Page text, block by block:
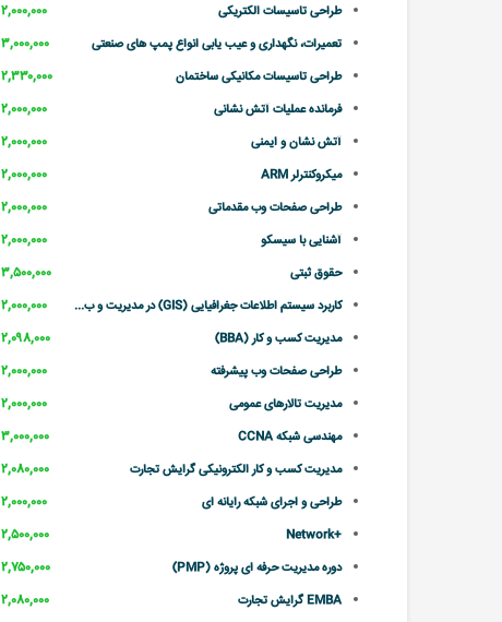
طراحی تاسیسات الکتریکی ۲,۰۰۰,۰۰۰ تومان
تعمیرات، نگهداری و عیب یابی انواع پمپ های صنعتی ۳,۰۰۰,۰۰۰ تومان
طراحی تاسیسات مکانیکی ساختمان ۲,۳۳۰,۰۰۰ تومان
فرمانده عملیات آتش نشانی ۲,۰۰۰,۰۰۰ تومان
آتش نشان و ایمنی ۲,۰۰۰,۰۰۰ تومان
میکروکنترلر ARM ۲,۰۰۰,۰۰۰ تومان
طراحی صفحات وب مقدماتی ۲,۰۰۰,۰۰۰ تومان
آشنایی با سیسکو ۲,۰۰۰,۰۰۰ تومان
حقوق ثبتی ۳,۵۰۰,۰۰۰ تومان
کاربرد سیستم اطلاعات جغرافیایی (GIS) در مدیریت و ب... ۲,۰۰۰,۰۰۰ تومان
مدیریت کسب و کار (BBA) ۲,۰۹۸,۰۰۰ تومان
طراحی صفحات وب پیشرفته ۲,۰۰۰,۰۰۰ تومان
مدیریت تالارهای عمومی ۲,۰۰۰,۰۰۰ تومان
مهندسی شبکه CCNA ۳,۰۰۰,۰۰۰ تومان
مدیریت کسب و کار الکترونیکی گرایش تجارت ۲,۰۸۰,۰۰۰ تومان
طراحی و اجرای شبکه رایانه ای ۲,۰۰۰,۰۰۰ تومان
+Network ۲,۵۰۰,۰۰۰ تومان
دوره مدیریت حرفه ای پروژه (PMP) ۲,۷۵۰,۰۰۰ تومان
EMBA گرایش تجارت ۲,۰۸۰,۰۰۰ تومان